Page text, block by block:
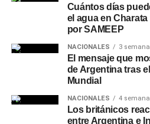
Cuántos días
el agua en
por SAMEEP
NACIONALES 3
El mensaje que
de Argentina tras
Mundial
NACIONALES 4
Los británicos
entre Argentina e